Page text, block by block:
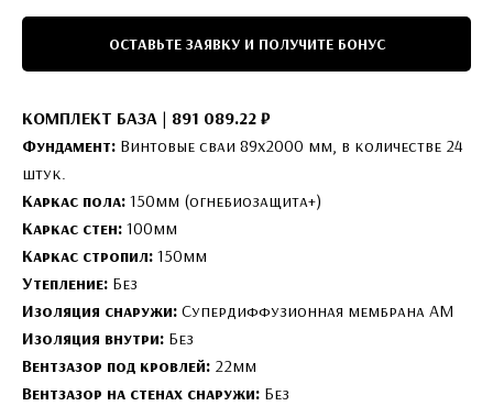
ОСТАВЬТЕ ЗАЯВКУ И ПОЛУЧИТЕ БОНУС
КОМПЛЕКТ БАЗА | 891 089.22 ₽
Фундамент: Винтовые сваи 89x2000 мм, в количестве 24
штук.
Каркас пола: 150мм (огнебиозащита+)
Каркас стен: 100мм
Каркас стропил: 150мм
Утепление: Без
Изоляция снаружи: Cупердиффузионная мембрана AM
Изоляция внутри: Без
Вентзазор под кровлей: 22мм
Вентзазор на стенах снаружи: Без